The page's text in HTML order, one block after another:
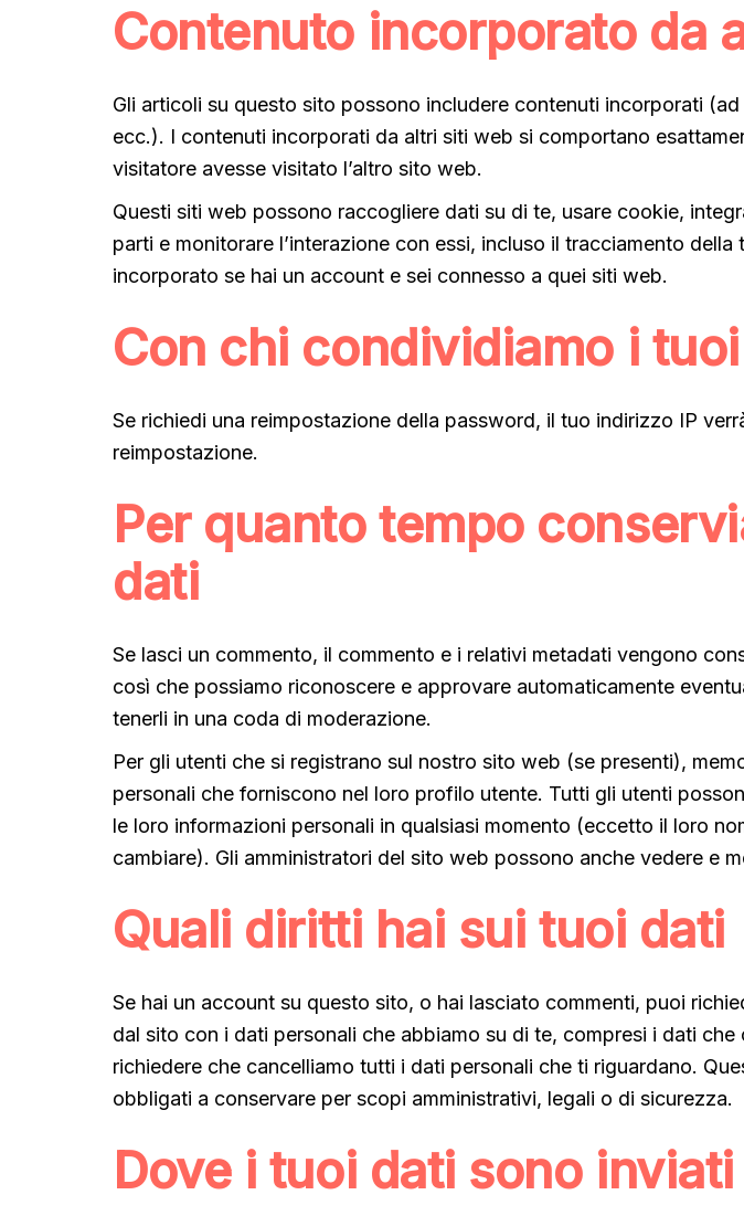
Contenuto incorporato da
Gli articoli su questo sito possono includere contenuti incorporati
ecc.). I contenuti incorporati da altri siti web si comportano
visitatore avesse visitato l’altro sito web.
Questi siti web possono raccogliere dati su di te, usare cookie,
parti e monitorare l’interazione con essi, incluso il tracciamento
incorporato se hai un account e sei connesso a quei siti web.
Con chi condividiamo i
Se richiedi una reimpostazione della password, il tuo indirizzo IP
reimpostazione.
Per quanto tempo
dati
Se lasci un commento, il commento e i relativi metadati vengono
così che possiamo riconoscere e approvare automaticamente
tenerli in una coda di moderazione.
Per gli utenti che si registrano sul nostro sito web (se presenti),
personali che forniscono nel loro profilo utente. Tutti gli utenti
le loro informazioni personali in qualsiasi momento (eccetto il loro
cambiare). Gli amministratori del sito web possono anche vedere e
Quali diritti hai sui tuoi dati
Se hai un account su questo sito, o hai lasciato commenti, puoi
dal sito con i dati personali che abbiamo su di te, compresi i dati
richiedere che cancelliamo tutti i dati personali che ti riguardano.
obbligati a conservare per scopi amministrativi, legali o di sicurezza.
Dove i tuoi dati sono inviati